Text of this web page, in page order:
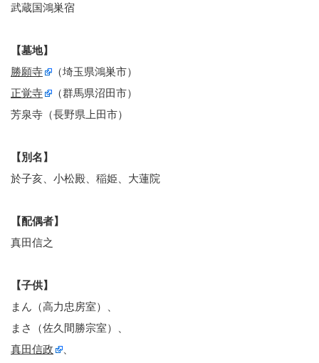
武蔵国鴻巣宿
【墓地】
勝願寺
（埼玉県鴻巣市）
正覚寺
（群馬県沼田市）
芳泉寺（長野県上田市）
【別名】
於子亥、小松殿、稲姫、大蓮院
【配偶者】
真田信之
【子供】
まん（高力忠房室）、
まさ（佐久間勝宗室）、
真田信政